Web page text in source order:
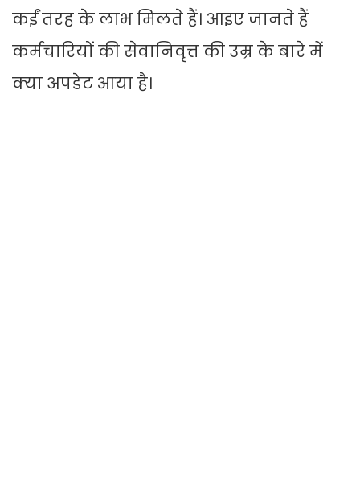
कईं तरह के लाभ मिलते हैं। आइए जानते हैं
कर्मचारियों की सेवानिवृत्त की उम्र के बारे में
क्या अपडेट आया है।